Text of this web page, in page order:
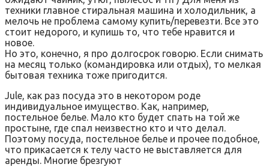
техники главное стиральная машина и холодильник, а
мелочь не проблема самому купить/перевезти. Все это
стоит недорого, и купишь то, что тебе нравится и
новое.
Но это, конечно, я про долгосрок говорю. Если снимать
на месяц только (командировка или отдых), то мелкая
бытовая техника тоже пригодится.
Jule, как раз посуда это в некотором роде
индивидуальное имущество. Как, например,
постельное белье. Мало кто будет спать на той же
простыне, где спал неизвестно кто и что делал.
Поэтому посуда, постельное белье и прочее подобное,
что прикасается к телу часто не выставляется для
аренды. Многие брезгуют